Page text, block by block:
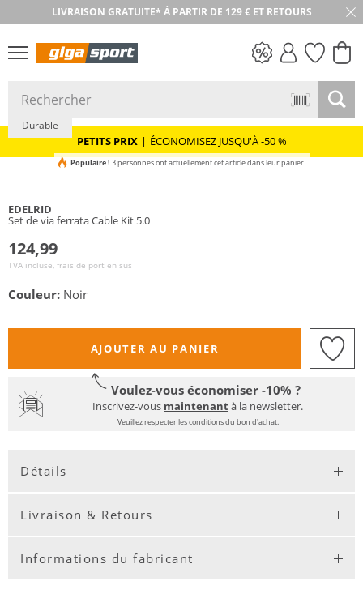
LIVRAISON GRATUITE* À PARTIR DE 129 € ET RETOURS
RETOUR SOUS 30 JOURS
PETITS PRIX
PETITS PRIX | ÉCONOMISEZ JUSQU'À -50 %
Durable
Populaire ! 3 personnes ont actuellement cet article dans leur panier
EDELRID
Set de via ferrata Cable Kit 5.0
124,99
TVA incluse, frais de port en sus
Couleur: Noir
AJOUTER AU PANIER
Voulez-vous économiser -10% ?
Inscrivez-vous maintenantà la newsletter.
Veuillez respecter les conditions du bon d'achat.
Détails
Livraison & Retours
Informations du fabricant